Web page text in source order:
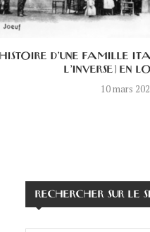
HISTOIRE D’UNE FAMILLE
L’INVERSE) EN
10 mars
RECHERCHER SUR LE